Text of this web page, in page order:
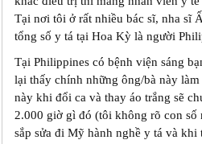
Tại nơi tôi ở rất nhiều bác sĩ, nha sĩ
tổng số y tá tại Hoa Kỳ là người
Tại Philippines có bệnh viện sáng
lại thấy chính những ông/bà này
này khi đổi ca và thay áo trắng sẽ
2.000 giờ gì đó (tôi không rõ con số
sắp sửa đi Mỹ hành nghề y tá và